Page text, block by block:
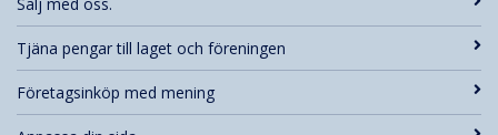
Tjäna pengar till laget och föreningen
Företagsinköp med mening